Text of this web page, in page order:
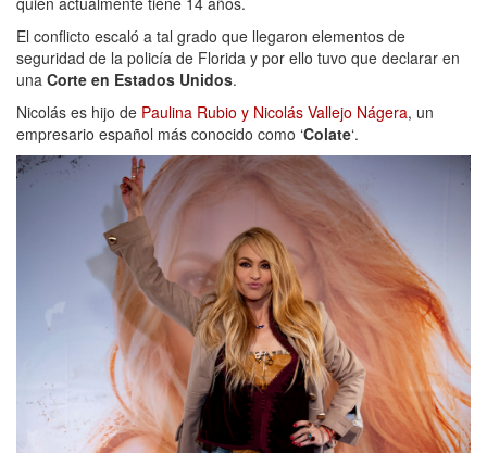
El conflicto escaló a tal grado que llegaron elementos de
seguridad de la policía de Florida y por ello tuvo que declarar en
una Corte en Estados Unidos.
Nicolás es hijo de Paulina Rubio y Nicolás Vallejo Nágera, un
empresario español más conocido como ‘Colate‘.